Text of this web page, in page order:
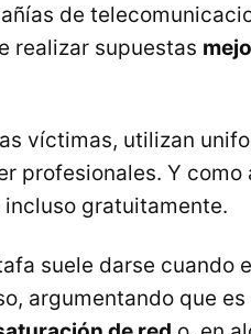
de
realizar supuestas
víctimas, utilizan
profesionales. Y
gratuitamente.
suele darse cuando
argumentando que